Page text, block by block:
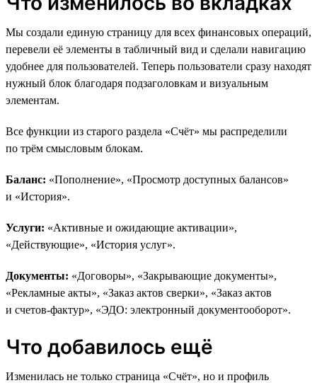
Мы создали единую страницу для всех финансовых операций,
перевели её элементы в табличный вид и сделали навигацию
удобнее для пользователей. Теперь пользователи сразу находят
нужный блок благодаря подзаголовкам и визуальным
элементам.
Все функции из старого раздела «Счёт» мы распределили
по трём смысловым блокам.
Баланс: «Пополнение», «Просмотр доступных балансов»
и «История».
Услуги: «Активные и ожидающие активации»,
«Действующие», «История услуг».
Документы: «Договоры», «Закрывающие документы»,
«Рекламные акты», «Заказ актов сверки», «Заказ актов
и счетов-фактур», «ЭДО: электронный документооборот».
Что добавилось ещё
Изменилась не только страница «Счёт», но и профиль